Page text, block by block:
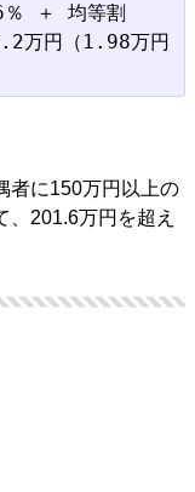
＋ 均等割
万円（1.98万円
者に150万円以上の
、201.6万円を超え